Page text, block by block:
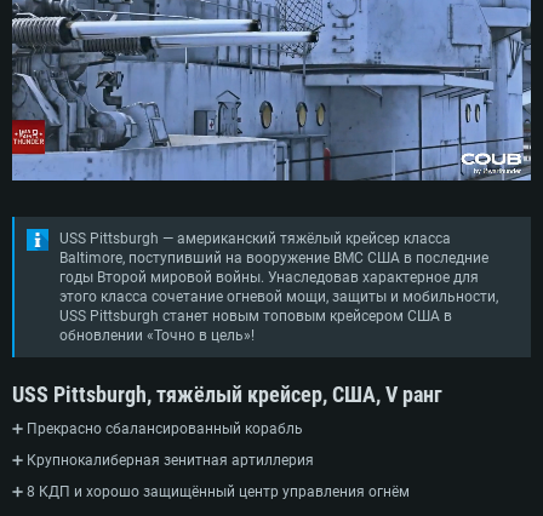
USS Pittsburgh — американский тяжёлый крейсер класса
Baltimore, поступивший на вооружение ВМС США в последние
годы Второй мировой войны. Унаследовав характерное для
этого класса сочетание огневой мощи, защиты и мобильности,
USS Pittsburgh станет новым топовым крейсером США в
обновлении «Точно в цель»!
USS Pittsburgh, тяжёлый крейсер, США, V ранг
➕ Прекрасно сбалансированный корабль
➕ Крупнокалиберная зенитная артиллерия
➕ 8 КДП и хорошо защищённый центр управления огнём